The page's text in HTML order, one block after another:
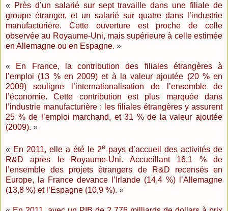
«
Près d’un salarié sur sept travaille dans une filiale de
groupe étranger, et un salarié sur quatre dans l’industrie
manufacturière. Cette ouverture est proche de celle
observée au Royaume-Uni, mais supérieure à celle estimée
en Allemagne ou en Espagne. »
«
En France, la contribution des filiales étrangères à
l’emploi (13 % en 2009) et à la valeur ajoutée (20 % en
2009) souligne l’internationalisation de l’ensemble de
l’économie. Cette contribution est plus marquée dans
l’industrie manufacturière : les filiales étrangères y assurent
25 % de l’emploi marchand, et 31 % de la valeur ajoutée
(2009). »
« En 2011, elle a été le 2e pays d’accueil des activités de
R&D après le Royaume-Uni. Accueillant 16,1 % de
l’ensemble des projets étrangers de R&D recensés en
Europe, la France devance l’Irlande (14,4 %) l’Allemagne
(13,8 %) et l’Espagne (10,9 %). »